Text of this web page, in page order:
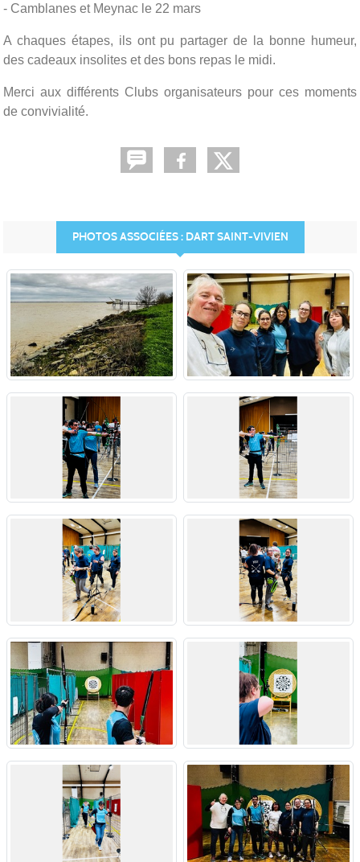
- Camblanes et Meynac le 22 mars
A chaques étapes, ils ont pu partager de la bonne humeur,
des cadeaux insolites et des bons repas le midi.
Merci aux différents Clubs organisateurs pour ces moments
de convivialité.
PHOTOS ASSOCIÉES : DART SAINT-VIVIEN